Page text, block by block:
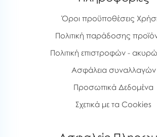
Όροι προϋποθέσεις
Πολιτική παράδοσης
Πολιτική επιστροφών -
Ασφάλεια συναλλαγών
Προσωπικά Δεδομένα
Σχετικά με τα Cookies